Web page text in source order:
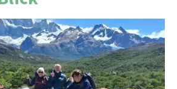
Reise 2002 sind rund 2.000
Reiseleitern und Reisenden
Bericht erzählt eine